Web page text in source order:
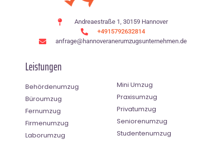
Andreaestraße 1, 30159 Hannover
+4915792632814
anfrage@hannoveranerumzugsunternehmen.de
Leistungen
Behördenumzug
Büroumzug
Fernumzug
Firmenumzug
Laborumzug
Mini Umzug
Praxisumzug
Privatumzug
Seniorenumzug
Studentenumzug